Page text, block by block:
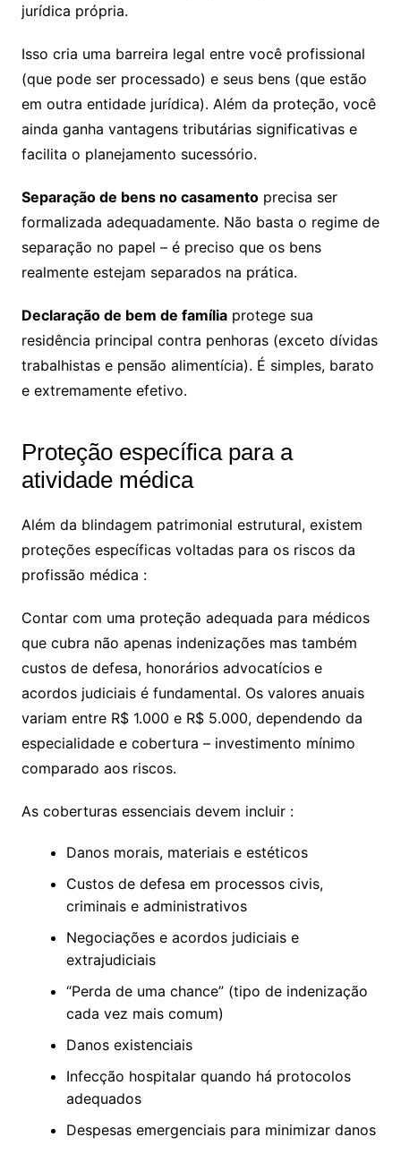
jurídica própria.
Isso cria uma barreira legal entre você profissional
(que pode ser processado) e seus bens (que estão
em outra entidade jurídica). Além da proteção, você
ainda ganha vantagens tributárias significativas e
facilita o planejamento sucessório.
Separação de bens no casamentoprecisa ser
formalizada adequadamente. Não basta o regime de
separação no papel – é preciso que os bens
realmente estejam separados na prática.
Declaração de bem de famíliaprotege sua
residência principal contra penhoras (exceto dívidas
trabalhistas e pensão alimentícia). É simples, barato
e extremamente efetivo.
Proteção específica para a
atividade médica
Além da blindagem patrimonial estrutural, existem
proteções específicas voltadas para os riscos da
profissão médica :
Contar com uma proteção adequada para médicos
que cubra não apenas indenizações mas também
custos de defesa, honorários advocatícios e
acordos judiciais é fundamental. Os valores anuais
variam entre R$ 1.000 e R$ 5.000, dependendo da
especialidade e cobertura – investimento mínimo
comparado aos riscos.
As coberturas essenciais devem incluir :
Danos morais, materiais e estéticos
Custos de defesa em processos civis,
criminais e administrativos
Negociações e acordos judiciais e
extrajudiciais
“Perda de uma chance” (tipo de indenização
cada vez mais comum)
Danos existenciais
Infecção hospitalar quando há protocolos
adequados
Despesas emergenciais para minimizar danos